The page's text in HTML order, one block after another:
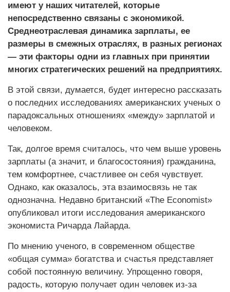
имеют у наших читателей, которые
непосредственно связаны с экономикой.
Среднеотраслевая динамика зарплаты, ее
размеры в смежных отраслях, в разных регионах
— эти факторы одни из главных при принятии
многих стратегических решений на предприятиях.
В этой связи, думается, будет интересно рассказать
о последних исследованиях американских ученых о
парадоксальных отношениях «между» зарплатой и
человеком.
Так, долгое время считалось, что чем выше уровень
зарплаты (а значит, и благосостояния) гражданина,
тем комфортнее, счастливее он себя чувствует.
Однако, как оказалось, эта взаимосвязь не так
однозначна. Недавно британский «The Economist»
опубликовал итоги исследования американского
экономиста Ричарда Лайарда.
По мнению ученого, в современном обществе
«общая сумма» богатства и счастья представляет
собой постоянную величину. Упрощенно говоря,
радость, которую получает один человек из-за